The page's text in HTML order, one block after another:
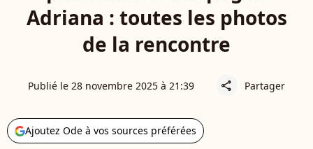
Adriana : toutes les photos
de la rencontre
Publié le 28 novembre 2025 à 21:39 share Partager
Ajoutez Ode à vos sources préférées